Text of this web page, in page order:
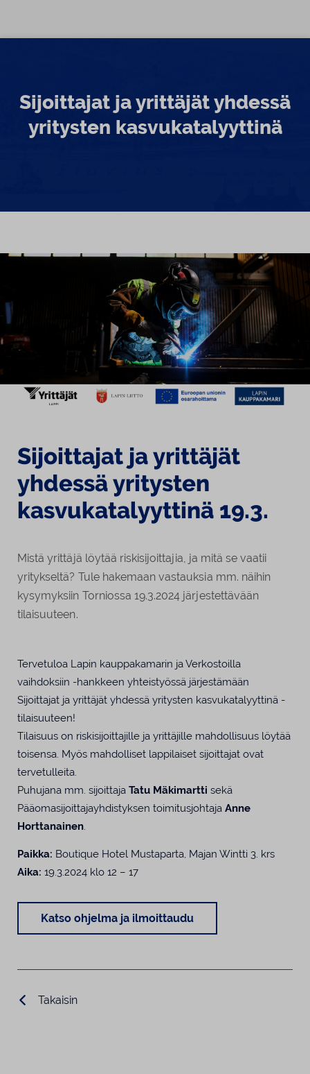
Sijoittajat ja yrittäjät yhdessä
yritysten kasvukatalyyttinä
Sijoittajat ja yrittäjät
yhdessä yritysten
kasvukatalyyttinä 19.3.
Mistä yrittäjä löytää riskisijoittajia, ja mitä se vaatii
yritykseltä? Tule hakemaan vastauksia mm. näihin
kysymyksiin Torniossa 19.3.2024 järjestettävään
tilaisuuteen.
Tervetuloa Lapin kauppakamarin ja Verkostoilla
vaihdoksiin -hankkeen yhteistyössä järjestämään
Sijoittajat ja yrittäjät yhdessä yritysten kasvukatalyyttinä -
tilaisuuteen!
Tilaisuus on riskisijoittajille ja yrittäjille mahdollisuus löytää
toisensa. Myös mahdolliset lappilaiset sijoittajat ovat
tervetulleita.
Puhujana mm. sijoittaja Tatu Mäkimartti sekä
Pääomasijoittajayhdistyksen toimitusjohtaja Anne
Horttanainen
Paikka: Boutique Hotel Mustaparta, Majan Wintti 3. krs
Aika: 19.3.2024 klo 12 – 17
Katso ohjelma ja ilmoittaudu
Takaisin